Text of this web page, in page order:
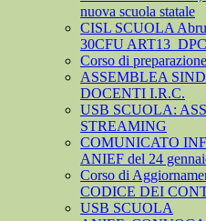
nuova scuola statale
CISL SCUOLA
30CFU
Corso di
ASSEMBLEA
DOCENTI I.R.C.
USB SCUOLA:
STREAMING
COMUNICATO
ANIEF del 24
Corso di
CODICE DEI
USB SCUOLA